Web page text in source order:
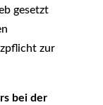
gesetzt
zur
bei der